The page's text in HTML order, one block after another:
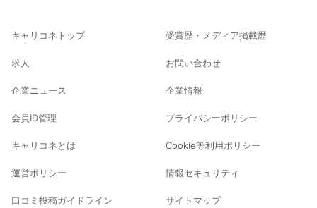
キャリコネトップ
求人
企業ニュース
会員ID管理
キャリコネとは
運営ポリシー
口コミ投稿ガイドライン
受賞歴・メディア掲載歴
お問い合わせ
企業情報
プライバシーポリシー
Cookie等利用ポリシー
情報セキュリティ
サイトマップ